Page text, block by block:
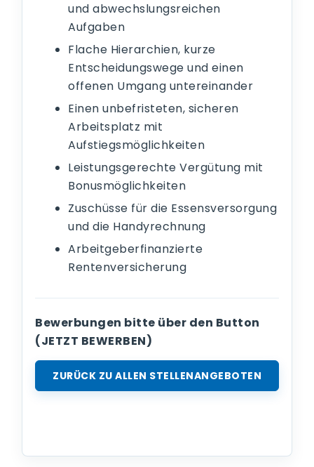
und abwechslungsreichen
Aufgaben
Flache Hierarchien, kurze
Entscheidungswege und einen
offenen Umgang untereinander
Einen unbefristeten, sicheren
Arbeitsplatz mit
Aufstiegsmöglichkeiten
Leistungsgerechte Vergütung mit
Bonusmöglichkeiten
Zuschüsse für die Essensversorgung
und die Handyrechnung
Arbeitgeberfinanzierte
Rentenversicherung
Bewerbungen bitte über den Button
(JETZT BEWERBEN)
ZURÜCK ZU ALLEN STELLENANGEBOTEN